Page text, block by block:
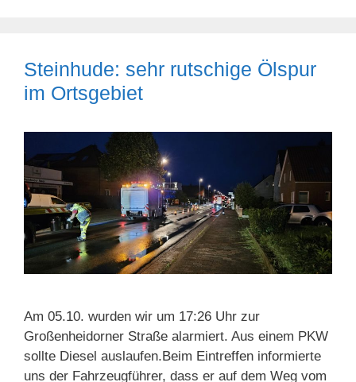
Steinhude: sehr rutschige Ölspur
im Ortsgebiet
Am 05.10. wurden wir um 17:26 Uhr zur
Großenheidorner Straße alarmiert. Aus einem PKW
sollte Diesel auslaufen.Beim Eintreffen informierte
uns der Fahrzeugführer, dass er auf dem Weg vom